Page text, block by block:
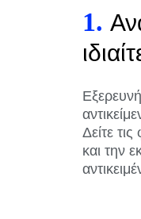
1.
Δείτε
και την